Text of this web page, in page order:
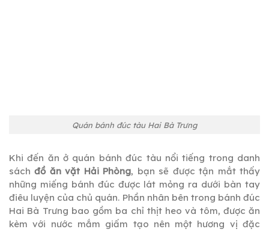
Quán bánh đúc tàu Hai Bà Trưng
Khi đến ăn ở quán bánh đúc tàu nổi tiếng trong danh
sáchđồ ăn vặt Hải Phòng, bạn sẽ được tận mắt thấy
những miếng bánh đúc được lát mỏng ra dưới bàn tay
điêu luyện của chủ quán. Phần nhân bên trong bánh đúc
Hai Bà Trưng bao gồm ba chỉ thịt heo và tôm, được ăn
kèm với nước mắm giấm tạo nên một hương vị đặc